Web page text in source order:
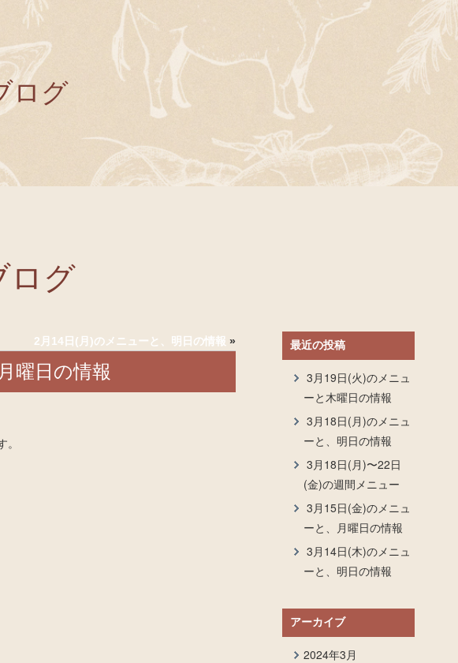
ログ
ログ
2月14日(月)のメニューと、明日の情報 »
曜日の情報
最近の投稿
3月19日(火)のメニュ
ーと木曜日の情報
3月18日(月)のメニュ
ーと、明日の情報
3月18日(月)〜22日
(金)の週間メニュー
3月15日(金)のメニュ
ーと、月曜日の情報
3月14日(木)のメニュ
ーと、明日の情報
アーカイブ
2024年3月